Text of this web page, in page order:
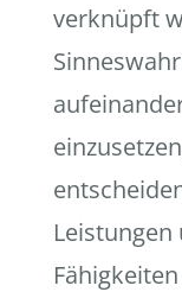
verknüpft
Leistungen